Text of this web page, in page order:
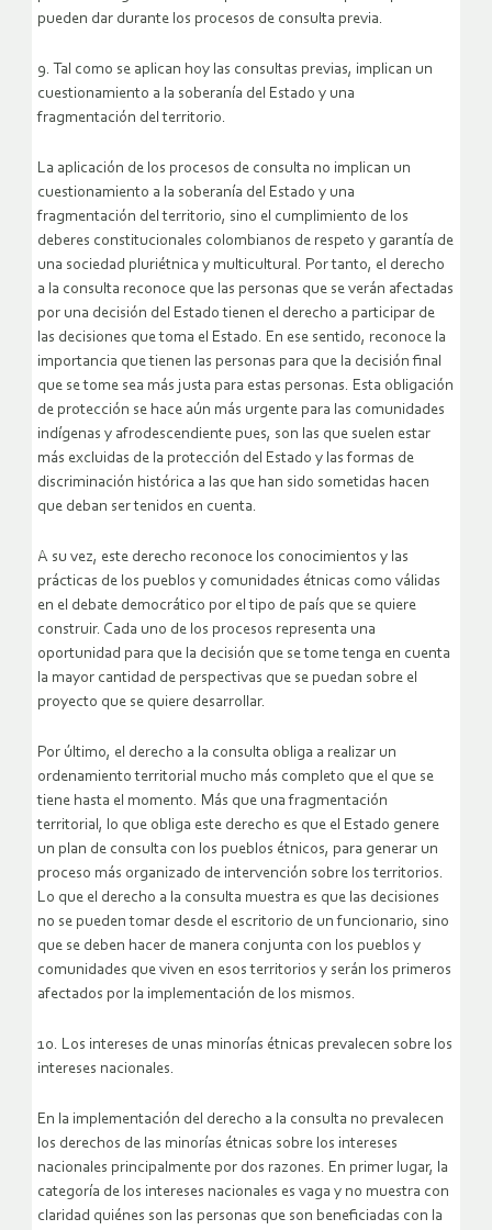
pueden dar durante los procesos de consulta previa.
9. Tal como se aplican hoy las consultas previas, implican un
cuestionamiento a la soberanía del Estado y una
fragmentación del territorio.
La aplicación de los procesos de consulta no implican un
cuestionamiento a la soberanía del Estado y una
fragmentación del territorio, sino el cumplimiento de los
deberes constitucionales colombianos de respeto y garantía de
una sociedad pluriétnica y multicultural. Por tanto, el derecho
a la consulta reconoce que las personas que se verán afectadas
por una decisión del Estado tienen el derecho a participar de
las decisiones que toma el Estado. En ese sentido, reconoce la
importancia que tienen las personas para que la decisión final
que se tome sea más justa para estas personas. Esta obligación
de protección se hace aún más urgente para las comunidades
indígenas y afrodescendiente pues, son las que suelen estar
más excluidas de la protección del Estado y las formas de
discriminación histórica a las que han sido sometidas hacen
que deban ser tenidos en cuenta.
A su vez, este derecho reconoce los conocimientos y las
prácticas de los pueblos y comunidades étnicas como válidas
en el debate democrático por el tipo de país que se quiere
construir. Cada uno de los procesos representa una
oportunidad para que la decisión que se tome tenga en cuenta
la mayor cantidad de perspectivas que se puedan sobre el
proyecto que se quiere desarrollar.
Por último, el derecho a la consulta obliga a realizar un
ordenamiento territorial mucho más completo que el que se
tiene hasta el momento. Más que una fragmentación
territorial, lo que obliga este derecho es que el Estado genere
un plan de consulta con los pueblos étnicos, para generar un
proceso más organizado de intervención sobre los territorios.
Lo que el derecho a la consulta muestra es que las decisiones
no se pueden tomar desde el escritorio de un funcionario, sino
que se deben hacer de manera conjunta con los pueblos y
comunidades que viven en esos territorios y serán los primeros
afectados por la implementación de los mismos.
10. Los intereses de unas minorías étnicas prevalecen sobre los
intereses nacionales.
En la implementación del derecho a la consulta no prevalecen
los derechos de las minorías étnicas sobre los intereses
nacionales principalmente por dos razones. En primer lugar, la
categoría de los intereses nacionales es vaga y no muestra con
claridad quiénes son las personas que son beneficiadas con la